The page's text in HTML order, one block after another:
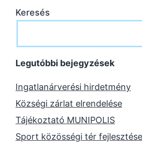
Keresés
Legutóbbi bejegyzések
Ingatlanárverési hirdetmény
Községi zárlat elrendelése
Tájékoztató MUNIPOLIS
Sport közösségi tér fejlesztése